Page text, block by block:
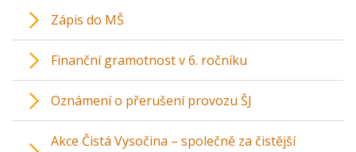
Zápis do MŠ
Finanční gramotnost v 6. ročníku
Oznámení o přerušení provozu ŠJ
Akce Čistá Vysočina – společně za čistější